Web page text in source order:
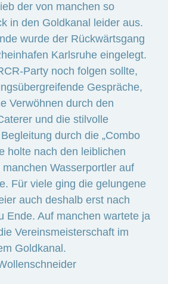
der von manchen so
in den Goldkanal leider aus.
wurde der Rückwärtsgang
Karlsruhe eingelegt.
Party noch folgen sollte,
Gespräche,
Verwöhnen durch den
und die stilvolle
durch die „Combo
holte nach den leiblichen
Wasserportler auf
Für viele ging die gelungene
auch deshalb erst nach
Ende. Auf manchen wartete ja
Vereinsmeisterschaft im
Goldkanal.